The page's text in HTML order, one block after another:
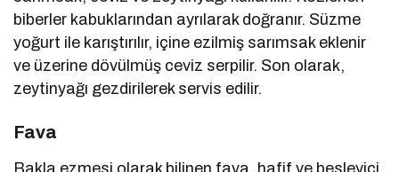
biberler kabuklarından ayrılarak doğranır. Süzme
yoğurt ile karıştırılır, içine ezilmiş sarımsak eklenir
ve üzerine dövülmüş ceviz serpilir. Son olarak,
zeytinyağı gezdirilerek servis edilir.
Fava
Bakla ezmesi olarak bilinen fava, hafif ve besleyici